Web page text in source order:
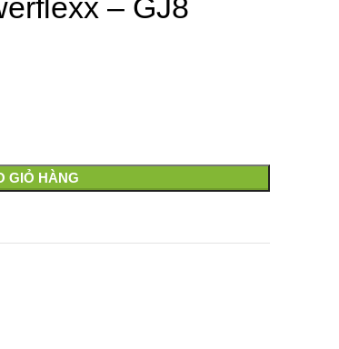
– GJ8
GIỎ HÀNG